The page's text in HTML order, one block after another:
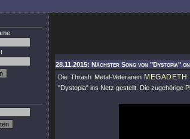
28.11.2015: Nächster Song von "Dystopia"
Die Thrash Metal-Veteranen MEGADETH
"Dystopia" ins Netz gestellt. Die zugehörige